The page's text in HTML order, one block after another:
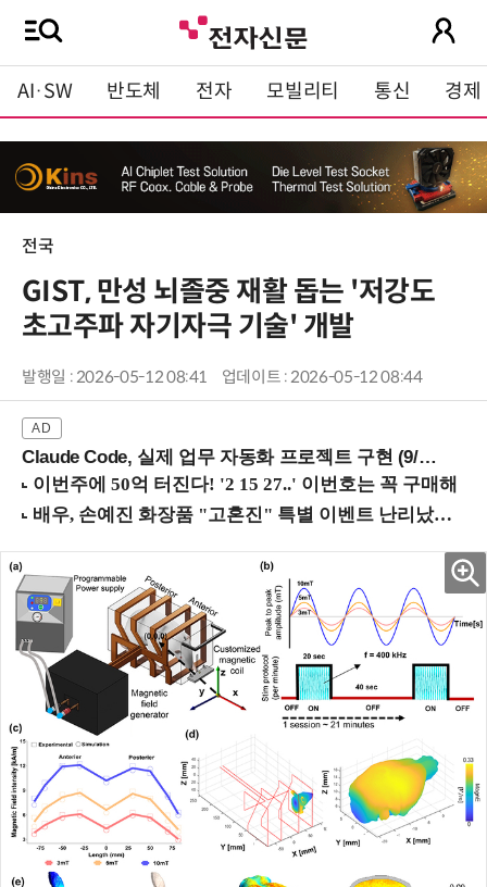
AI·SW 반도체 전자 모빌리티 통신 경제
전국
GIST, 만성 뇌졸중 재활 돕는 '저강도
초고주파 자기자극 기술' 개발
발행일 : 2026-05-12 08:41 업데이트 : 2026-05-12 08:44
Claude Code, 실제 업무 자동화 프로젝트 구현 (9/16 ~17 강남역)